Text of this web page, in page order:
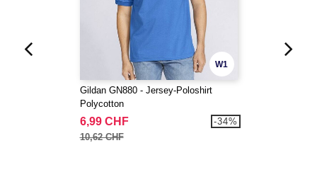
W1
Gildan GN880 - Jersey-Poloshirt
Polycotton
6,99 CHF
10,62 CHF
-34%